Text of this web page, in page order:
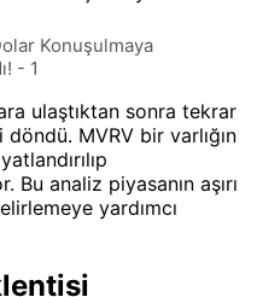
Konuşulmaya
- 1
ulaştıktan sonra tekrar
MVRV bir varlığın
Bu analiz piyasanın aşırı
yardımcı